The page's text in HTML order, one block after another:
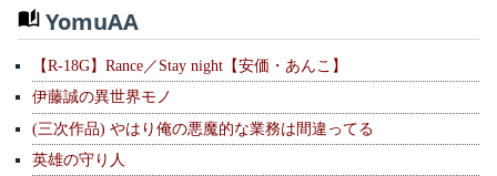
YomuAA
【R-18G】Rance／Stay night【安価・あんこ】
伊藤誠の異世界モノ
(三次作品) やはり俺の悪魔的な業務は間違ってる
英雄の守り人